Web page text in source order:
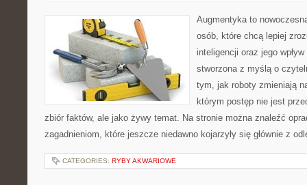
Augmentyka to
osób, które chcą lepiej
inteligencji oraz jego
stworzona z myślą o
tym, jak roboty zmieniają
którym postęp nie jest
zbiór faktów, ale jako żywy temat. Na stronie można znaleźć
zagadnieniom, które jeszcze niedawno kojarzyły się głównie z
CATEGORIES: RYBY AKWARIOWE